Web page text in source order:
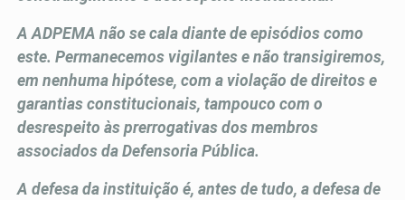
A ADPEMA não se cala diante de episódios como
este. Permanecemos vigilantes e não transigiremos,
em nenhuma hipótese, com a violação de direitos e
garantias constitucionais, tampouco com o
desrespeito às prerrogativas dos membros
associados da Defensoria Pública.
A defesa da instituição é, antes de tudo, a defesa de